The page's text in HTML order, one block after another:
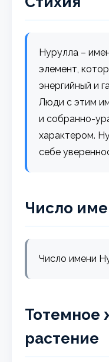
Нурулла –
элемент,
энергийный и
Люди с этим
и собранно-
характером.
себе
Число
Число имени
Тотемное
растение